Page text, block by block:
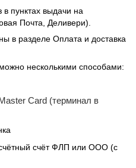
в пунктах выдачи на
Почта, Деливери).
в разделе Оплата и доставка
несколькими способами:
Card (терминал в
счёт ФЛП или ООО (с